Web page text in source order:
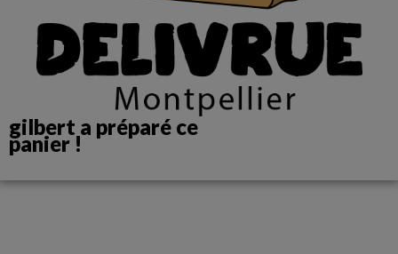
gilbert a préparé ce
panier !